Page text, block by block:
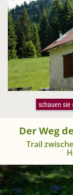
schauen sie
Der Weg
Trail